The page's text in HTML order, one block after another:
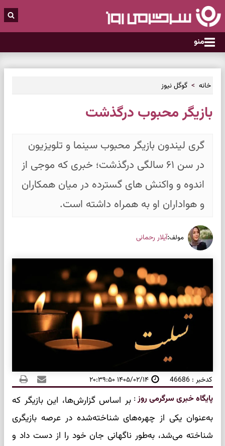
منو
خانه گوگل نیوز
بازیگر محبوب درگذشت
گری لیندون بازیگر محبوب سینما و تلویزیون
در سن ۶۱ سالگی درگذشت؛ خبری که موجی از
اندوه و واکنش های گسترده در میان همکاران
و هواداران او به همراه داشته است.
مولف:آیلار رحمانی
کدخبر : 46686 ۱۴۰۵/۰۲/۱۴ ۲۰:۳۹:۵۰
پایگاه خبری سرگرمی روز: بر اساس گزارش‌ها، این بازیگر که
به‌عنوان یکی از چهره‌های شناخته‌شده در عرصه بازیگری
شناخته می‌شد، به‌طور ناگهانی جان خود را از دست داد و